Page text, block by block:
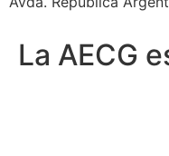
La AECG